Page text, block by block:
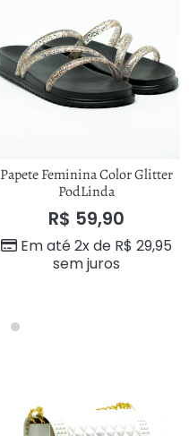
Papete Feminina Color Glitter
PodLinda
R$ 59,90
Em até 2x de R$ 29,95
sem juros